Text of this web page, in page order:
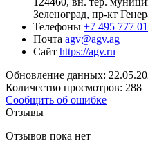
Зеленоград, пр-кт
Телефоны +7 495 777
Почта agv@agv.ag
Сайт https://agv.ru
Обновление данных:
Количество просмотров: 288
Сообщить об ошибке
Отзывы
Отзывов пока нет